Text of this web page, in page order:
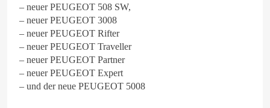
– neuer PEUGEOT 508 SW,
– neuer PEUGEOT 3008
– neuer PEUGEOT Rifter
– neuer PEUGEOT Traveller
– neuer PEUGEOT Partner
– neuer PEUGEOT Expert
– und der neue PEUGEOT 5008